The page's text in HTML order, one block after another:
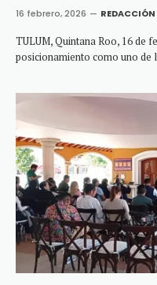
16 febrero, 2026 REDACCIÓN
TULUM, Quintana Roo, 16 de
posicionamiento como uno de